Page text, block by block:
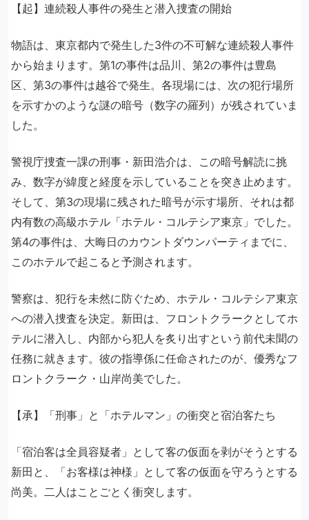
【起】連続殺人事件の発生と潜入捜査の開始
物語は、東京都内で発生した3件の不可解な連続殺人事件
から始まります。第1の事件は品川、第2の事件は豊島
区、第3の事件は越谷で発生。各現場には、次の犯行場所
を示すかのような謎の暗号（数字の羅列）が残されていま
した。
警視庁捜査一課の刑事・新田浩介は、この暗号解読に挑
み、数字が緯度と経度を示していることを突き止めます。
そして、第3の現場に残された暗号が示す場所、それは都
内有数の高級ホテル「ホテル・コルテシア東京」でした。
第4の事件は、大晦日のカウントダウンパーティまでに、
このホテルで起こると予測されます。
警察は、犯行を未然に防ぐため、ホテル・コルテシア東京
への潜入捜査を決定。新田は、フロントクラークとしてホ
テルに潜入し、内部から犯人を炙り出すという前代未聞の
任務に就きます。彼の指導係に任命されたのが、優秀なフ
ロントクラーク・山岸尚美でした。
【承】「刑事」と「ホテルマン」の衝突と宿泊客たち
「宿泊客は全員容疑者」として客の仮面を剥がそうとする
新田と、「お客様は神様」として客の仮面を守ろうとする
尚美。二人はことごとく衝突します。